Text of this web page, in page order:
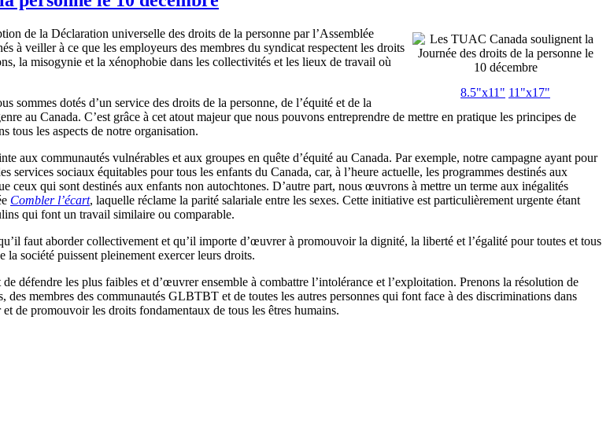
8.5"x11" 11"x17"
de la Déclaration universelle des droits de la personne par l’Assemblée
à veiller à ce que les employeurs des membres du syndicat respectent les droits
la misogynie et la xénophobie dans les collectivités et les lieux de travail où
sommes dotés d’un service des droits de la personne, de l’équité et de la
au Canada. C’est grâce à cet atout majeur que nous pouvons entreprendre de mettre en pratique les principes de
tous les aspects de notre organisation.
aux communautés vulnérables et aux groupes en quête d’équité au Canada. Par exemple, notre campagne ayant pour
services sociaux équitables pour tous les enfants du Canada, car, à l’heure actuelle, les programmes destinés aux
ceux qui sont destinés aux enfants non autochtones. D’autre part, nous œuvrons à mettre un terme aux inégalités
Combler l’écart, laquelle réclame la parité salariale entre les sexes. Cette initiative est particulièrement urgente étant
qui font un travail similaire ou comparable.
faut aborder collectivement et qu’il importe d’œuvrer à promouvoir la dignité, la liberté et l’égalité pour toutes et tous
la société puissent pleinement exercer leurs droits.
défendre les plus faibles et d’œuvrer ensemble à combattre l’intolérance et l’exploitation. Prenons la résolution de
membres des communautés GLBTBT et de toutes les autres personnes qui font face à des discriminations dans
de promouvoir les droits fondamentaux de tous les êtres humains.